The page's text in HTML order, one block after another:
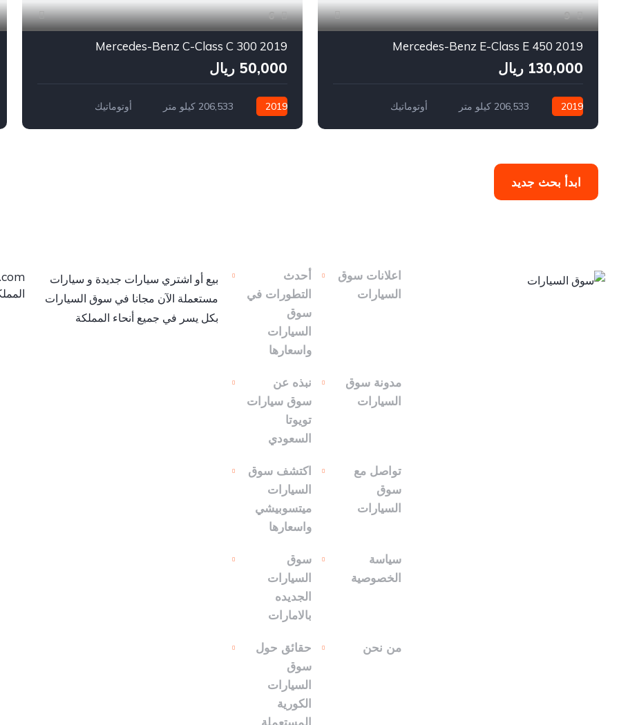
9
2019 Mercedes-Benz E-Class E 450
130,000 ريال
2019 206,533 كيلو متر
أوتوماتيك
6
2019 Mercedes-Benz C-Class C 300
50,000 ريال
2019 206,533 كيلو متر
أوتوماتيك
ابدأ بحث جديد
اعلانات سوق
السيارات
أحدث
التطورات في
سوق
السيارات
واسعارها
مدونة سوق
السيارات
نبذه عن
سوق سيارات
تويوتا
السعودي
تواصل مع
سوق
السيارات
اكتشف سوق
السيارات
ميتسوبيشي
واسعارها
سياسة
الخصوصية
سوق
السيارات
الجديده
بالامارات
من نحن
حقائق حول
سوق
السيارات
الكورية
المستعملة
بيع أو اشتري سيارات جديدة و سيارات
مستعملة الآن مجانا في سوق السيارات
بكل يسر في جميع أنحاء المملكة